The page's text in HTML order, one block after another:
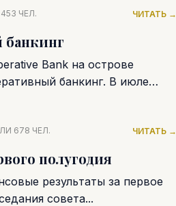
ЧЕЛ. ЧИТАТЬ →
банкинг
Bank на острове
банкинг. В июле
678 ЧЕЛ. ЧИТАТЬ →
полугодия
результаты за первое
совета...